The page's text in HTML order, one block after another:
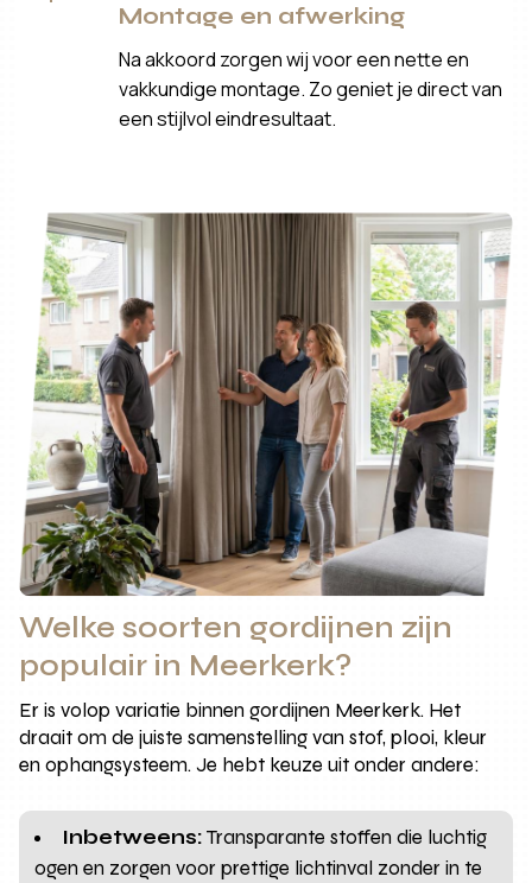
Montage en afwerking
Na akkoord zorgen wij voor een nette en
vakkundige montage. Zo geniet je direct van
een stijlvol eindresultaat.
Welke soorten gordijnen zijn
populair in Meerkerk?
Er is volop variatie binnen gordijnen Meerkerk. Het
draait om de juiste samenstelling van stof, plooi, kleur
en ophangsysteem. Je hebt keuze uit onder andere:
Inbetweens:Transparante stoffen die luchtig
ogen en zorgen voor prettige lichtinval zonder in te